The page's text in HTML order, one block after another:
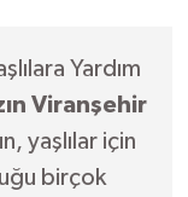
Yardım
Viranşehir
yaşlılar için
birçok